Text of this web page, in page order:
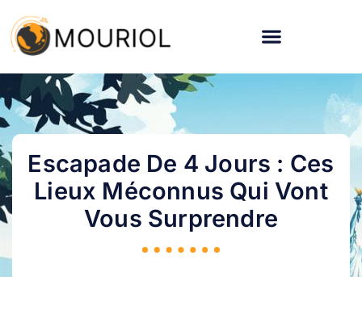
Escapade De 4 Jours : Ces
Lieux Méconnus Qui Vont
Vous Surprendre